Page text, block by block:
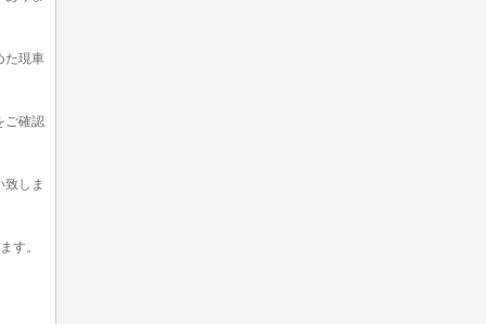
た現車
ご確認
しま
す。